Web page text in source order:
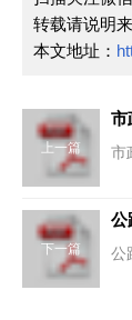
转载请说明
本文地址：
上一篇
市
市
下一篇
公
公